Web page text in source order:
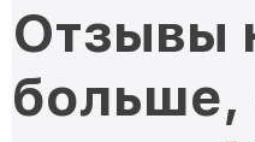
Отзывы